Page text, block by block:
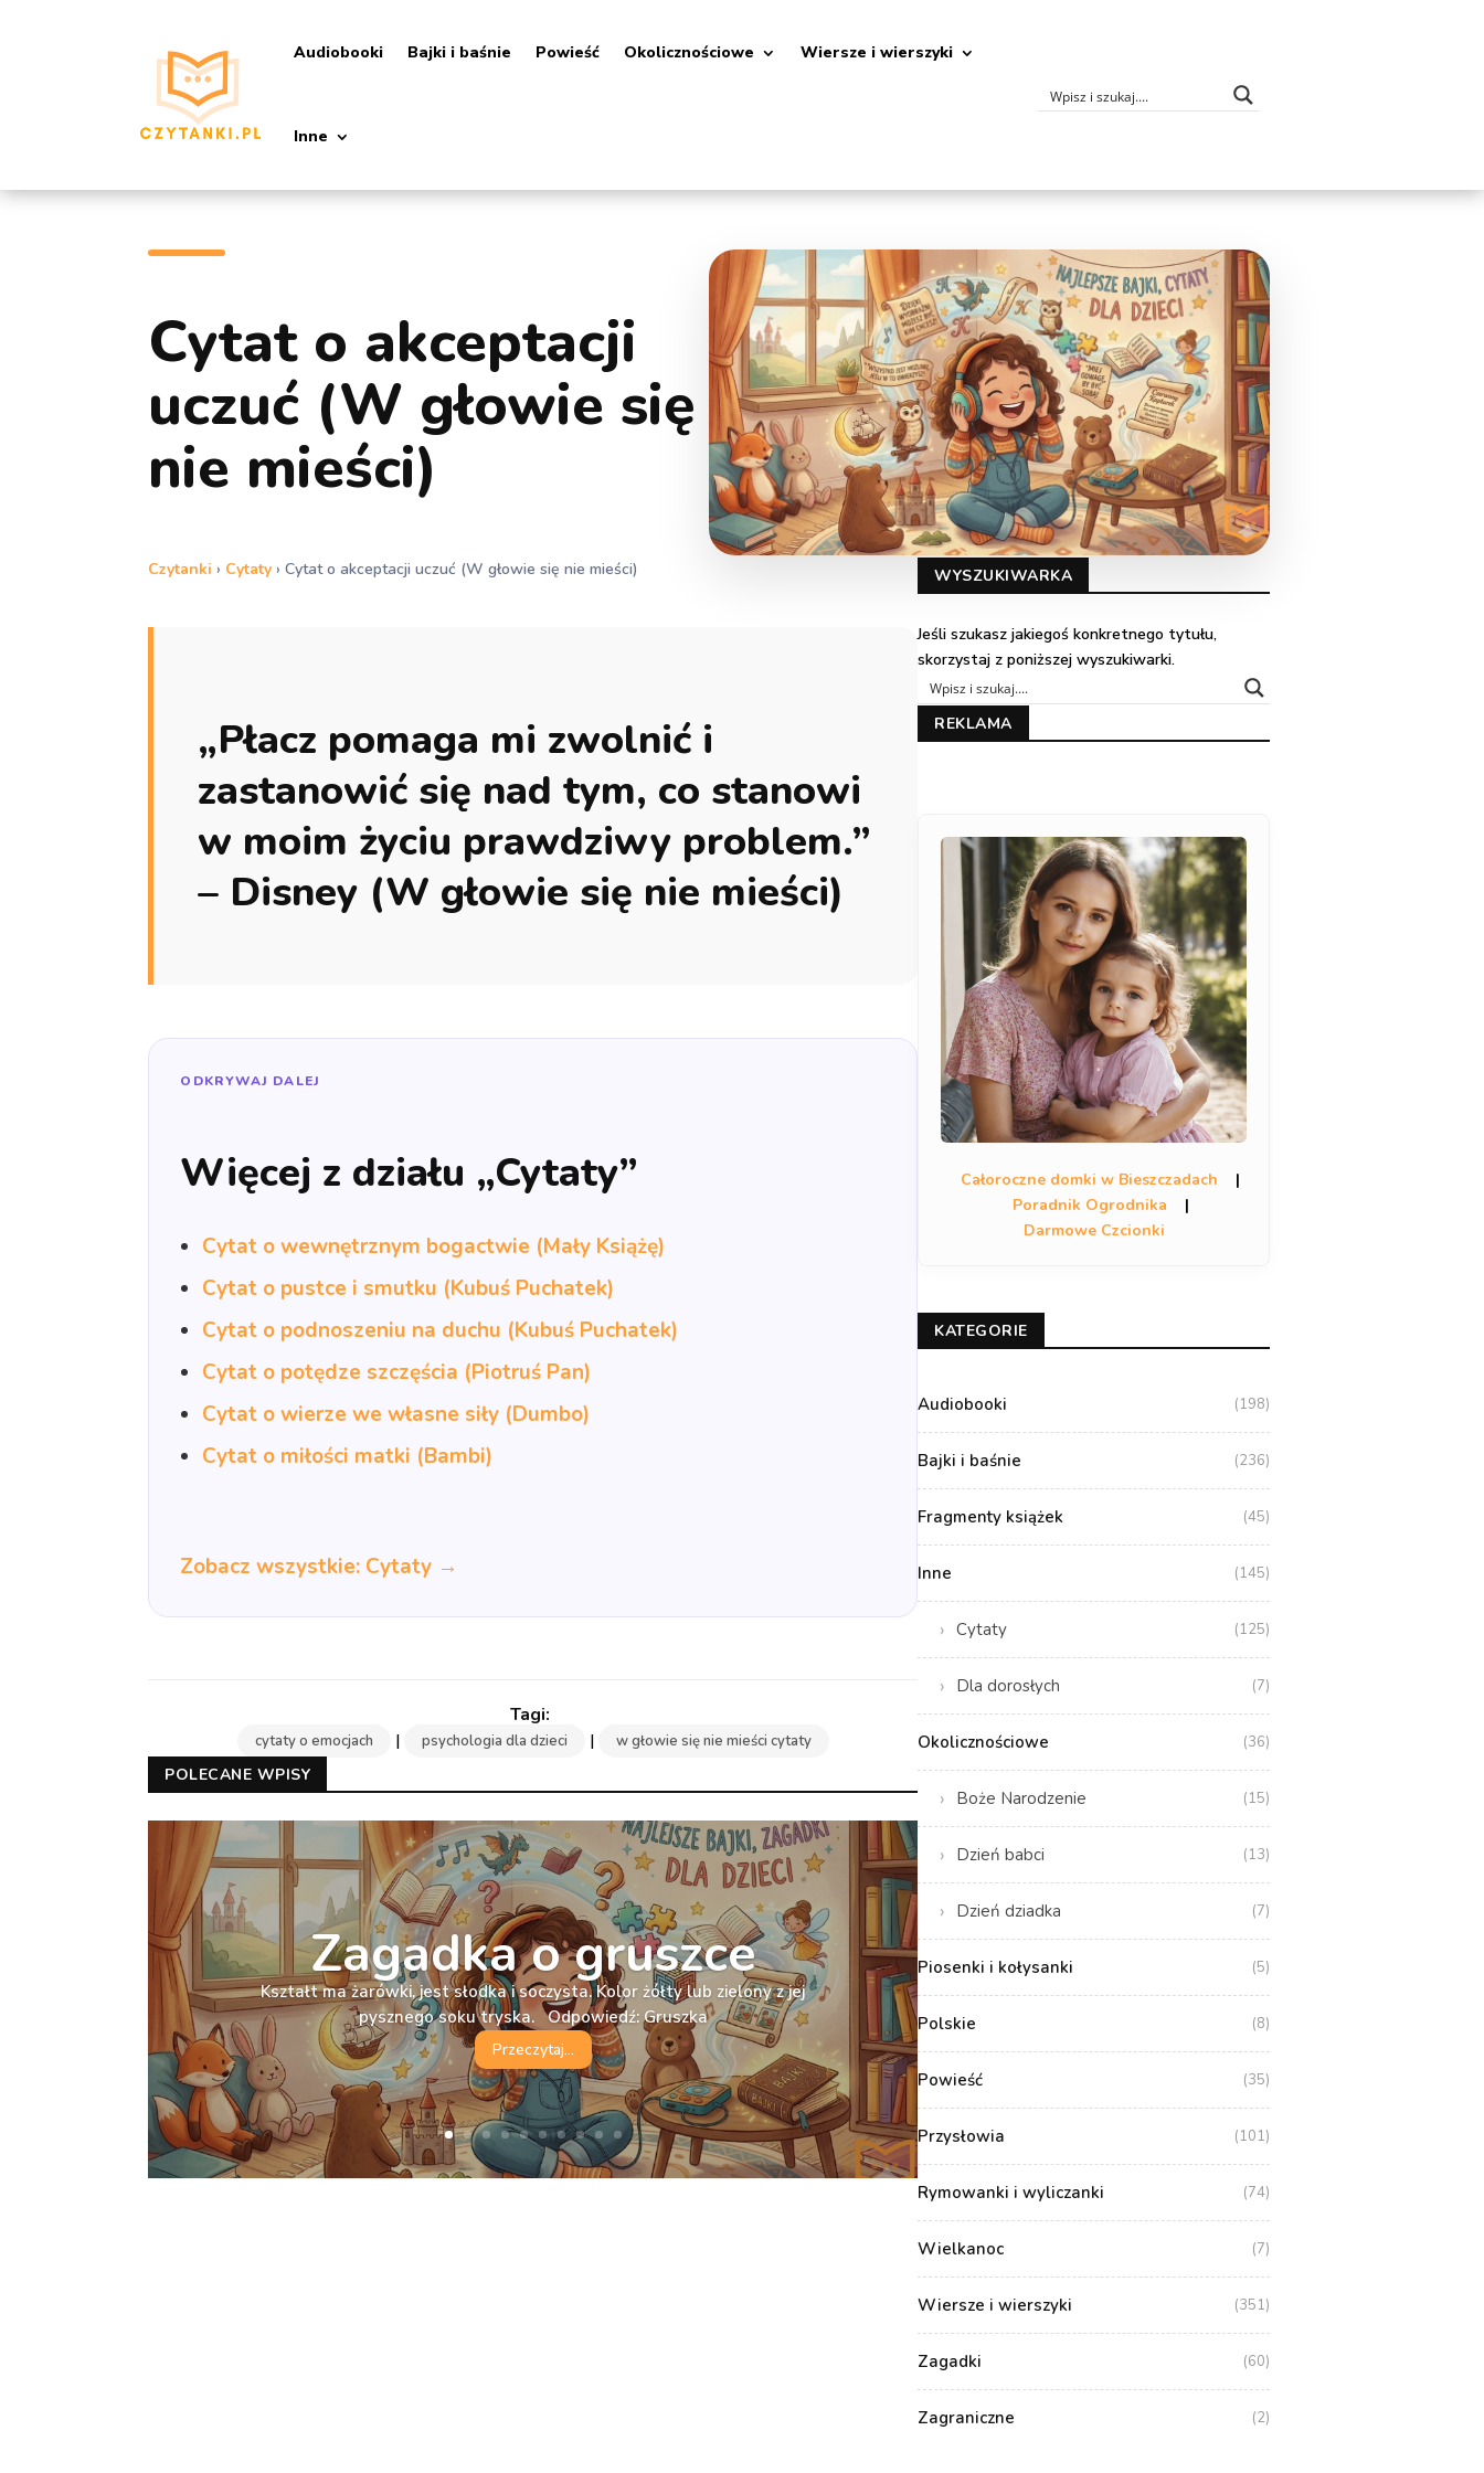
Audiobooki Bajki i baśnie Powieść Okolicznościowe Wiersze i wierszyki
Inne
Cytat o akceptacji
uczuć (W głowie się
nie mieści)
Czytanki › Cytaty ›Cytat o akceptacji uczuć (W głowie się nie mieści)
„Płacz pomaga mi zwolnić i
zastanowić się nad tym, co stanowi
w moim życiu prawdziwy problem.”
– Disney (W głowie się nie mieści)
ODKRYWAJ DALEJ
Więcej z działu „Cytaty”
Cytat o wewnętrznym bogactwie (Mały Książę)
Cytat o pustce i smutku (Kubuś Puchatek)
Cytat o podnoszeniu na duchu (Kubuś Puchatek)
Cytat o potędze szczęścia (Piotruś Pan)
Cytat o wierze we własne siły (Dumbo)
Cytat o miłości matki (Bambi)
Zobacz wszystkie: Cytaty →
cytaty o emocjach | psychologia dla dzieci | w głowie się nie mieści cytaty
POLECANE WPISY
Zagadka o gruszce
Kształt ma żarówki, jest słodka i soczysta. Kolor żółty lub zielony z jej
pysznego soku tryska. Odpowiedź: Gruszka
Przeczytaj...
WYSZUKIWARKA
Jeśli szukasz jakiegoś konkretnego tytułu,
skorzystaj z poniższej wyszukiwarki.
REKLAMA
Całoroczne domki w Bieszczadach
|
Poradnik Ogrodnika
|
Darmowe Czcionki
KATEGORIE
Audiobooki (198)
Bajki i baśnie (236)
Fragmenty książek (45)
Inne (145)
Cytaty (125)
Dla dorosłych (7)
Okolicznościowe (36)
Boże Narodzenie (15)
Dzień babci (13)
Dzień dziadka (7)
Piosenki i kołysanki (5)
Polskie (8)
Powieść (35)
Przysłowia (101)
Rymowanki i wyliczanki (74)
Wielkanoc (7)
Wiersze i wierszyki (351)
Zagadki (60)
Zagraniczne (2)